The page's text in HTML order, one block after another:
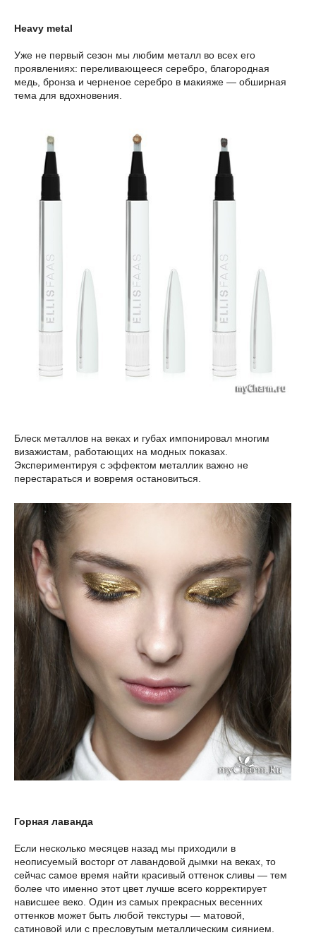
Heavy metal
Уже не первый сезон мы любим металл во всех его
проявлениях: переливающееся серебро, благородная
медь, бронза и черненое серебро в макияже — обширная
тема для вдохновения.
Блеск металлов на веках и губах импонировал многим
визажистам, работающих на модных показах.
Экспериментируя с эффектом металлик важно не
перестараться и вовремя остановиться.
Горная лаванда
Если несколько месяцев назад мы приходили в
неописуемый восторг от лавандовой дымки на веках, то
сейчас самое время найти красивый оттенок сливы — тем
более что именно этот цвет лучше всего корректирует
нависшее веко. Один из самых прекрасных весенних
оттенков может быть любой текстуры — матовой,
сатиновой или с пресловутым металлическим сиянием.